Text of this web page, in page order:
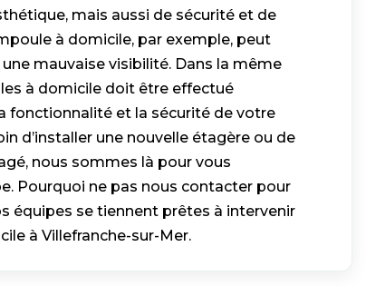
mais aussi de sécurité et de
à domicile, par exemple, peut
mauvaise visibilité. Dans la même
à domicile doit être effectué
fonctionnalité et la sécurité de votre
d’installer une nouvelle étagère ou de
nous sommes là pour vous
Pourquoi ne pas nous contacter pour
équipes se tiennent prêtes à intervenir
à Villefranche-sur-Mer.